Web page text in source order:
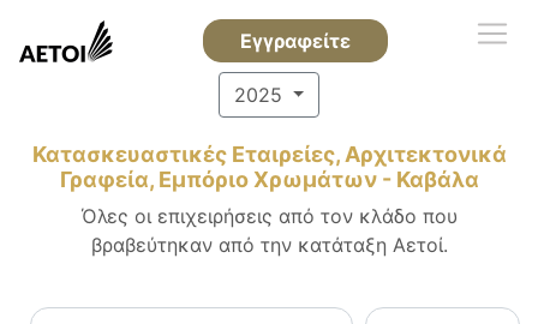
Εγγραφείτε
2025
Κατασκευαστικές Εταιρείες, Αρχιτεκτονικά
Γραφεία, Εμπόριο Χρωμάτων - Καβάλα
Όλες οι επιχειρήσεις από τον κλάδο που
βραβεύτηκαν από την κατάταξη Αετοί.